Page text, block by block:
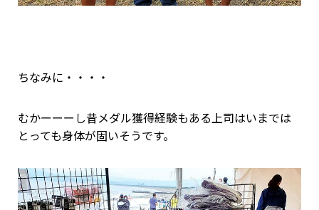
ちなみに・・・・
むかーーーし昔メダル獲得経験もある上司はいまでは
とっても身体が固いそうです。